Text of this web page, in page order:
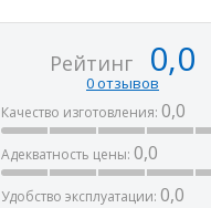
Рейтинг 0,0
0 отзывов
Качество изготовления: 0,0
Адекватность цены: 0,0
Удобство эксплуатации: 0,0